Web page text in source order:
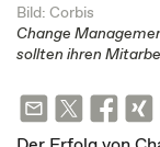
Bild: Corbis
Change
sollten ihren